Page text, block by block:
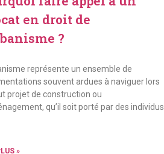
en droit de
?
représente un ensemble de
souvent ardues à naviguer lors
projet de construction ou
qu’il soit porté par des individus
»